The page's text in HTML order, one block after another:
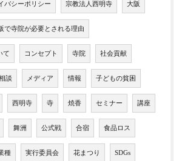
バシーポリシー 宗教法人西明寺 大阪
で寺院が必要とされる理由
て コンセプト 寺院 社会貢献
談 メディア 情報 子どもの貧困
西明寺 寺 焼香 セミナー 講座
舞洲 公式戦 合宿 食品ロス
種 実行委員会 花まつり SDGs